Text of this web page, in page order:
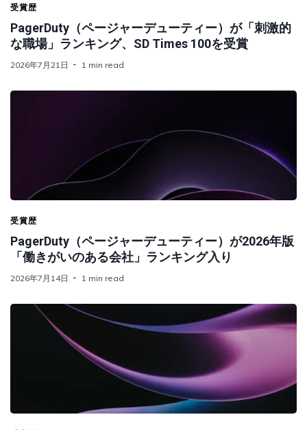
受賞歴
PagerDuty（ページャーデューティー）が「刺激的
な職場」ランキング、SD Times 100を受賞
2026年7月21日 1 min read
受賞歴
PagerDuty（ページャーデューティー）が2026年版
「働きがいのある会社」ランキング入り
2026年7月14日 1 min read